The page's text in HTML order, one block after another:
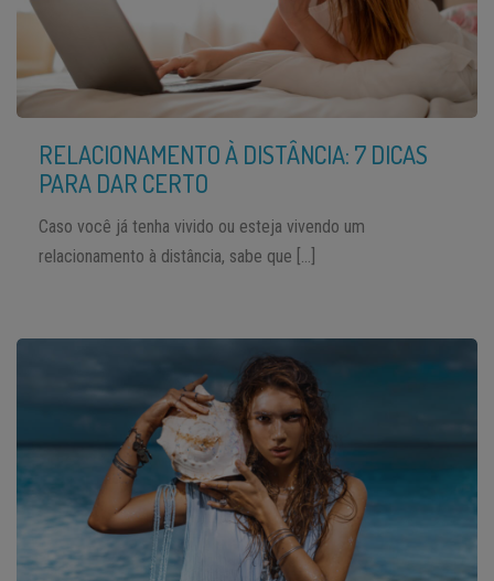
RELACIONAMENTO À DISTÂNCIA: 7 DICAS
PARA DAR CERTO
Caso você já tenha vivido ou esteja vivendo um
relacionamento à distância, sabe que […]